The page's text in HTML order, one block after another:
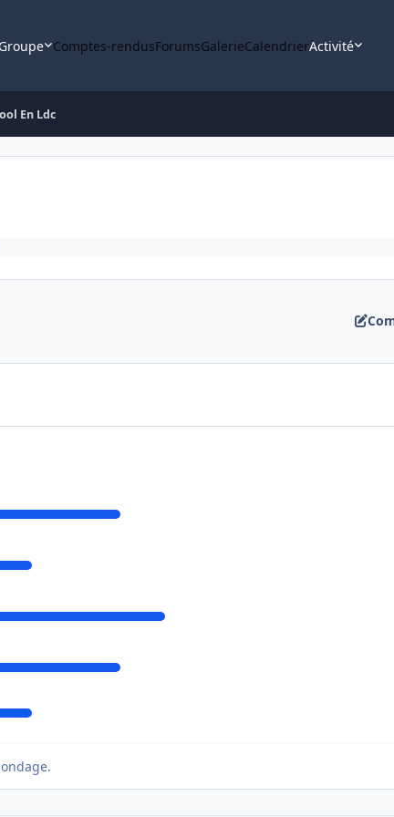
Groupe Comptes-rendusForumsGalerieCalendrierActivité
En Ldc